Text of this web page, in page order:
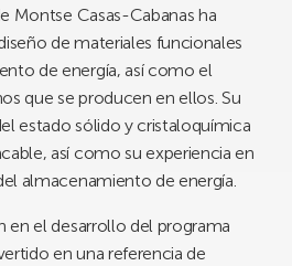
Montse Casas-Cabanas ha
de materiales funcionales
de energía, así como el
que se producen en ellos. Su
estado sólido y cristaloquímica
así como su experiencia en
almacenamiento de energía.
en el desarrollo del programa
en una referencia de